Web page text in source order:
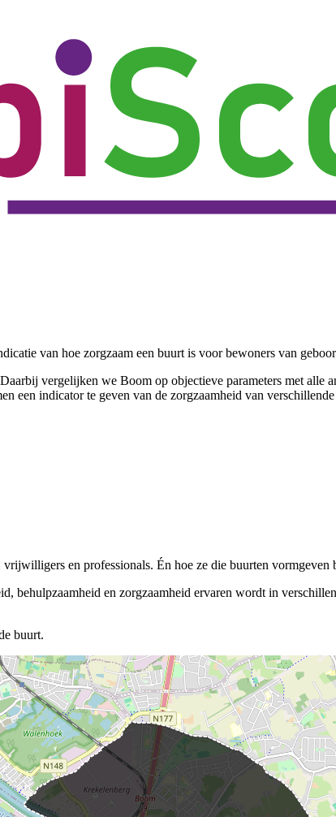
van hoe zorgzaam een buurt is voor bewoners van
vergelijken we Boom op objectieve parameters met alle
een indicator te geven van de zorgzaamheid van
en professionals. Én hoe ze die buurten vormgeven
behulpzaamheid en zorgzaamheid ervaren wordt in
buurt.